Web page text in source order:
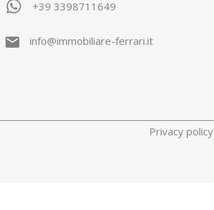
+39 3398711649
info@immobiliare-ferrari.it
Privacy policy